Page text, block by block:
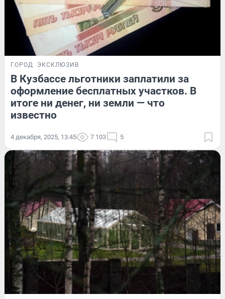
ГОРОД ЭКСКЛЮЗИВ
В Кузбассе льготники заплатили за
оформление бесплатных участков. В
итоге ни денег, ни земли — что
известно
4 декабря, 2025, 13:45 7 103 5